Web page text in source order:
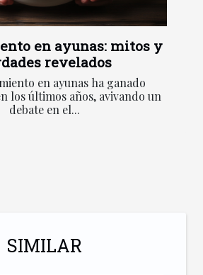
en ayunas: mitos y
revelados
en ayunas ha ganado
los últimos años, avivando un
debate en el...
SIMILAR